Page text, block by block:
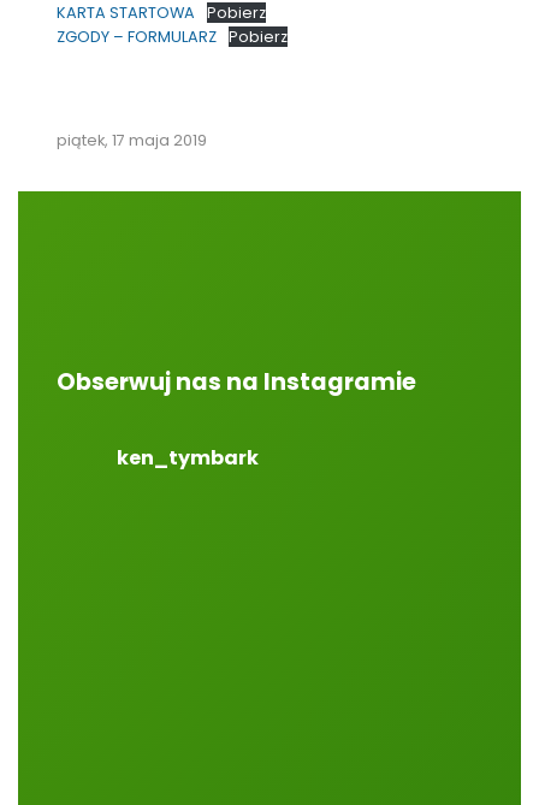
KARTA STARTOWA
Pobierz
ZGODY – FORMULARZ Pobierz
piątek, 17 maja 2019
Obserwuj nas na Instagramie
ken_tymbark